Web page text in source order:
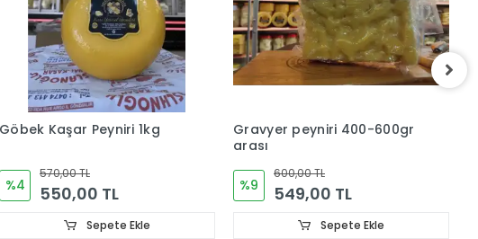
Göbek Kaşar Peyniri 1kg
%4
570,00 TL
550,00 TL
Sepete Ekle
Gravyer peyniri 400-600gr
arası
%9
600,00 TL
549,00 TL
Sepete Ekle